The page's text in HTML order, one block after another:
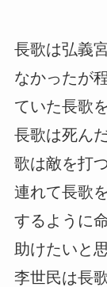
長歌は弘義
なかったが
ていた長歌
長歌は死ん
歌は敵を打
連れて長歌
するように
助けたいと
李世民は長